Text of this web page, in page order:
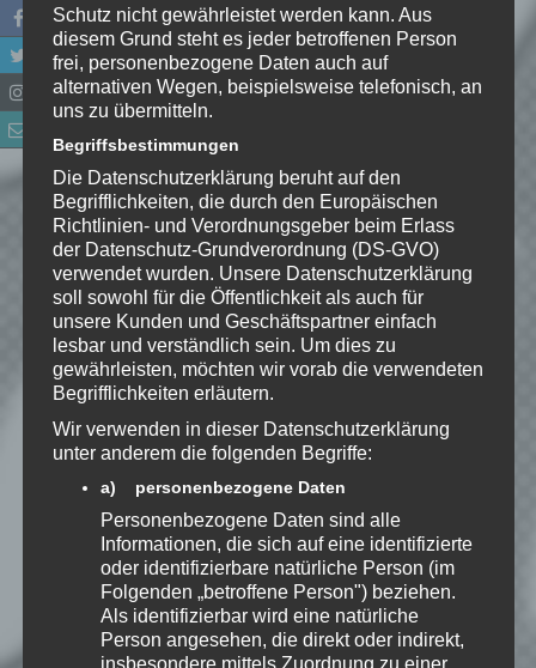
Kenntnis genommen. Ich stimme
zu, dass meine Angaben dauerhaft
gespeichert werden.
Benachrichtige mich über
nachfolgende Kommentare via E-
Mail.
Benachrichtige mich über neue
Beiträge via E-Mail.
EmKa
Ich bin leidenschaftlicher
Gamer und schaue mir
eigentlich alles Neue an.
Jedes Spiel hat seine faire
Chance. Ich freue mich immer wenn ich
jemandem das Hobby Videospielen näher
bringen kann.
Schutz nicht gewährleistet werden kann. Aus
diesem Grund steht es jeder betroffenen Person
frei, personenbezogene Daten auch auf
alternativen Wegen, beispielsweise telefonisch, an
uns zu übermitteln.
Begriffsbestimmungen
Die Datenschutzerklärung beruht auf den
Begrifflichkeiten, die durch den Europäischen
Richtlinien- und Verordnungsgeber beim Erlass
der Datenschutz-Grundverordnung (DS-GVO)
verwendet wurden. Unsere Datenschutzerklärung
soll sowohl für die Öffentlichkeit als auch für
unsere Kunden und Geschäftspartner einfach
lesbar und verständlich sein. Um dies zu
gewährleisten, möchten wir vorab die verwendeten
Begrifflichkeiten erläutern.
Wir verwenden in dieser Datenschutzerklärung
unter anderem die folgenden Begriffe:
a) personenbezogene Daten
Personenbezogene Daten sind alle
Informationen, die sich auf eine identifizierte
oder identifizierbare natürliche Person (im
Folgenden „betroffene Person") beziehen.
Als identifizierbar wird eine natürliche
Person angesehen, die direkt oder indirekt,